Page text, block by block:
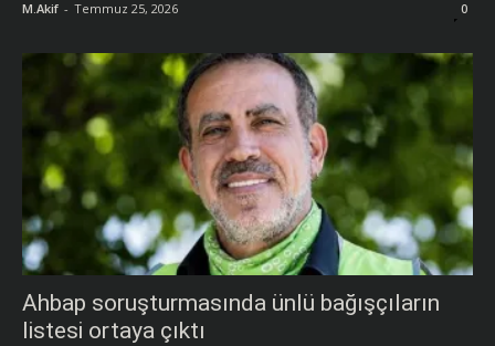
M.Akif - Temmuz 25, 2026 0
Ahbap soruşturmasında ünlü bağışçıların
listesi ortaya çıktı